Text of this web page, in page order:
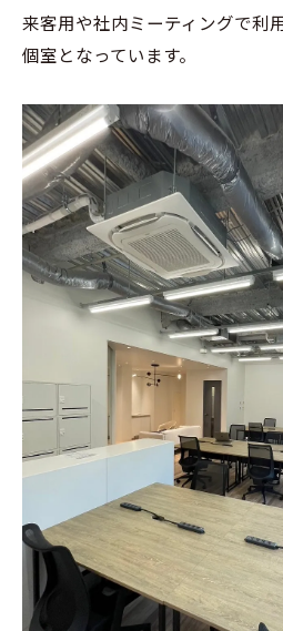
来客用や社内ミーティングで利
個室となっています。